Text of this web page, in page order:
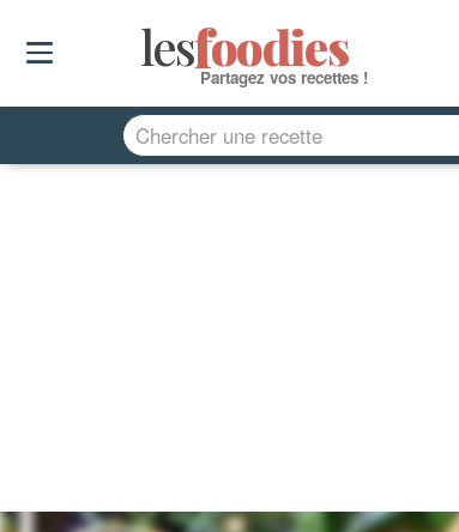
lesfoodies
Partagez vos recettes !